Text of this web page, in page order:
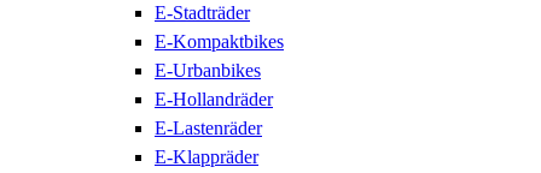
E-Stadträder
E-Kompaktbikes
E-Urbanbikes
E-Hollandräder
E-Lastenräder
E-Klappräder